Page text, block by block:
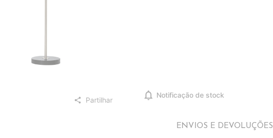
share Partilhar notifications Notificação de stock
ENVIOS E DEVOLUÇÕES